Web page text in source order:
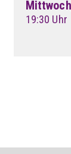
19:30 Uhr